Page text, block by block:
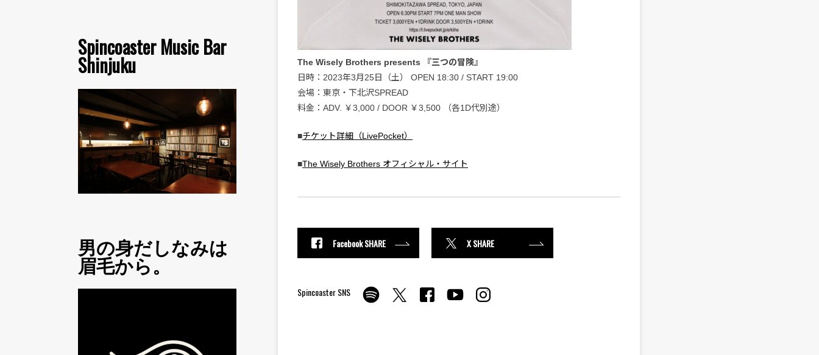
Spincoaster Music Bar
Shinjuku
男の身だしなみは
眉毛から。
The Wisely Brothers presents 『三つの冒険』
日時：2023年3月25日（土） OPEN 18:30 / START 19:00
会場：東京・下北沢SPREAD
料金：ADV. ￥3,000 / DOOR ￥3,500 （各1D代別途）
■チケット詳細（LivePocket）
■The Wisely Brothers オフィシャル・サイト
Facebook SHARE X SHARE
Spincoaster SNS